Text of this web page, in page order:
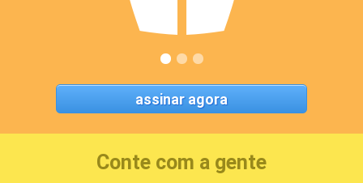
assinar agora
Conte com a gente